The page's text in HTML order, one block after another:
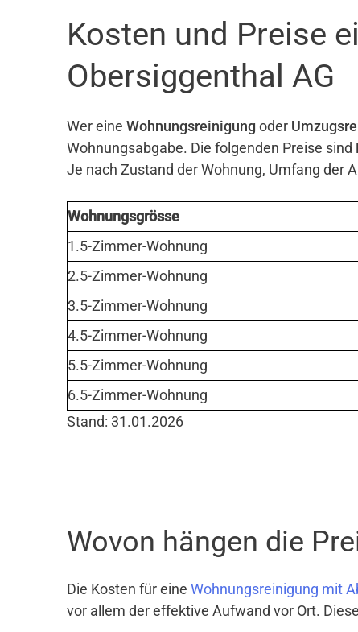
Kosten und Preise
Obersiggenthal AG
Wer eine Wohnungsreinigung oder
Wohnungsabgabe. Die folgenden Preise sind
Je nach Zustand der Wohnung, Umfang der
Wohnungsgrösse
1.5-Zimmer-Wohnung
2.5-Zimmer-Wohnung
3.5-Zimmer-Wohnung
4.5-Zimmer-Wohnung
5.5-Zimmer-Wohnung
6.5-Zimmer-Wohnung
Stand: 31.01.2026
Wovon hängen die
Die Kosten für eine Wohnungsreinigung mit
vor allem der effektive Aufwand vor Ort.